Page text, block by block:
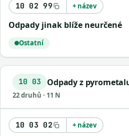
10 02 99 + název
Odpady jinak blíže neurčené
Ostatní
10 03 Odpady z
22 druhů · 11 N
10 03 02 + název